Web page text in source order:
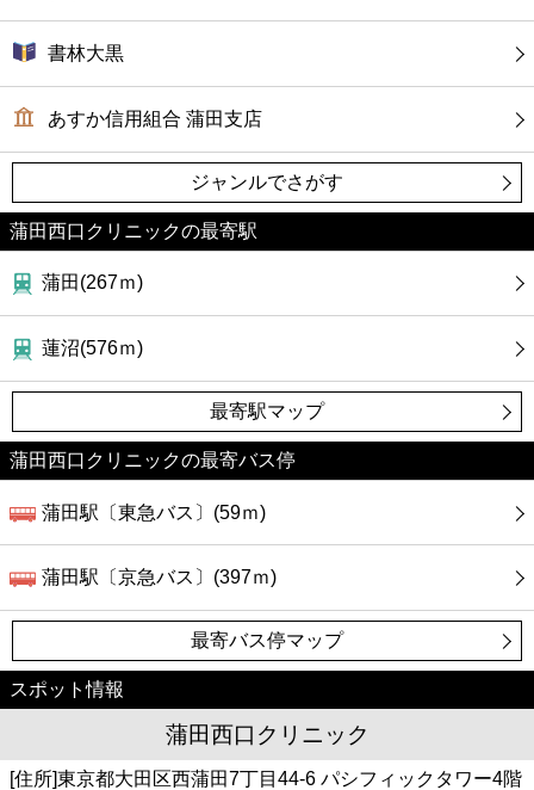
書林大黒
あすか信用組合 蒲田支店
ジャンルでさがす
蒲田西口クリニックの最寄駅
蒲田(267ｍ)
蓮沼(576ｍ)
最寄駅マップ
蒲田西口クリニックの最寄バス停
蒲田駅〔東急バス〕(59ｍ)
蒲田駅〔京急バス〕(397ｍ)
最寄バス停マップ
スポット情報
蒲田西口クリニック
[住所]東京都大田区西蒲田7丁目44-6 パシフィックタワー4階